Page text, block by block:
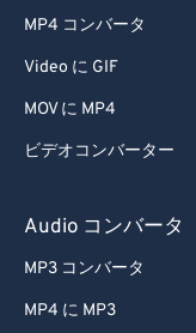
MP4 コンバータ
Video に GIF
MOV に MP4
ビデオコンバーター
Audio コンバータ
MP3 コンバータ
MP4 に MP3